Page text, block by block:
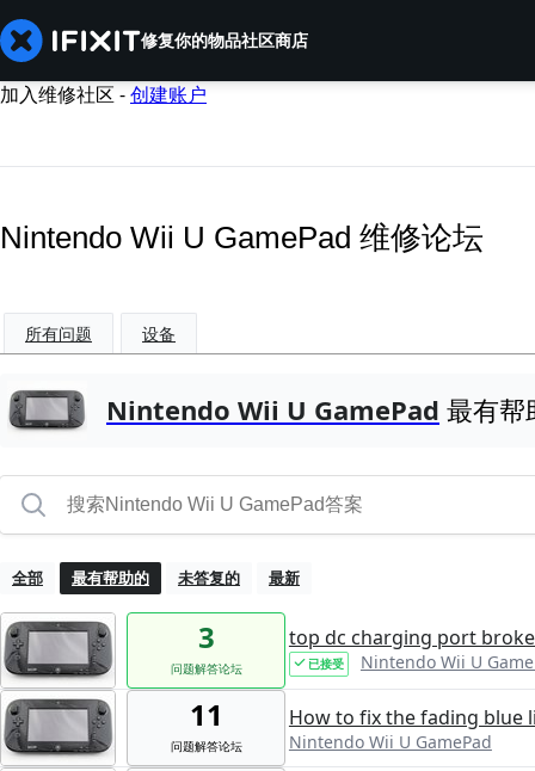
修复你的物品社区商店
加入维修社区 -创建账户
Nintendo Wii U GamePad 维修论坛
所有问题 设备
Nintendo Wii U GamePad 最有帮
全部 最有帮助的 未答复的 最新
3
问题解答论坛
top dc charging port
已接受 Nintendo Wii U
11
问题解答论坛
How to fix the fading blue
Nintendo Wii U GamePad